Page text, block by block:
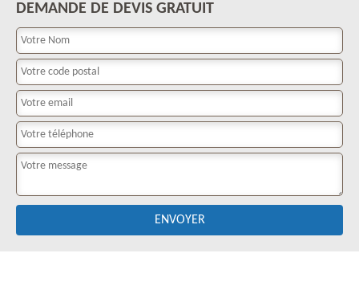
DEMANDE DE DEVIS GRATUIT